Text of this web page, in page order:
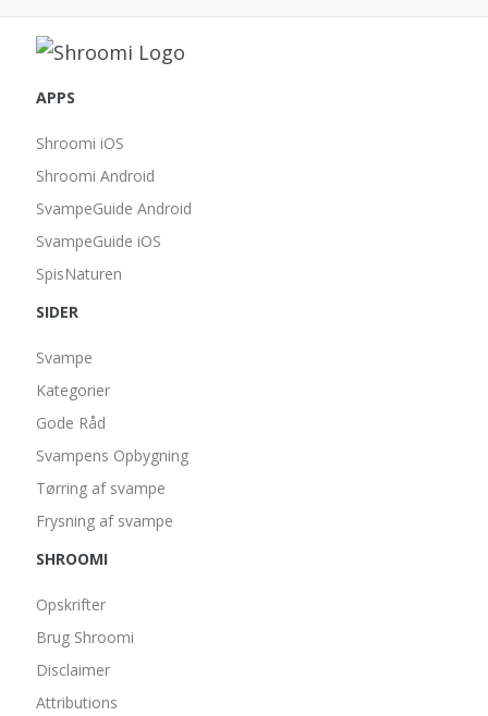
APPS
Shroomi iOS
Shroomi Android
SvampeGuide Android
SvampeGuide iOS
SpisNaturen
SIDER
Svampe
Kategorier
Gode Råd
Svampens Opbygning
Tørring af svampe
Frysning af svampe
SHROOMI
Opskrifter
Brug Shroomi
Disclaimer
Attributions